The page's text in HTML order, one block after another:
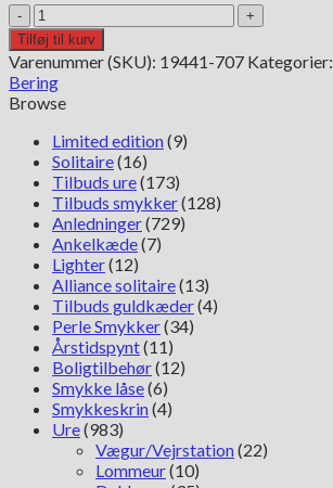
Bering
Automatic
19441-
707
antal
Tilføj til kurv
Varenummer (SKU): 19441-707 Kategorier:
Bering
Browse
Limited edition(9)
Solitaire(16)
Tilbuds ure(173)
Tilbuds smykker(128)
Anledninger(729)
Ankelkæde(7)
Lighter(12)
Alliance solitaire(13)
Tilbuds guldkæder(4)
Perle Smykker(34)
Årstidspynt(11)
Boligtilbehør(12)
Smykke låse(6)
Smykkeskrin(4)
Ure(983)
Vægur/Vejrstation(22)
Lommeur(10)